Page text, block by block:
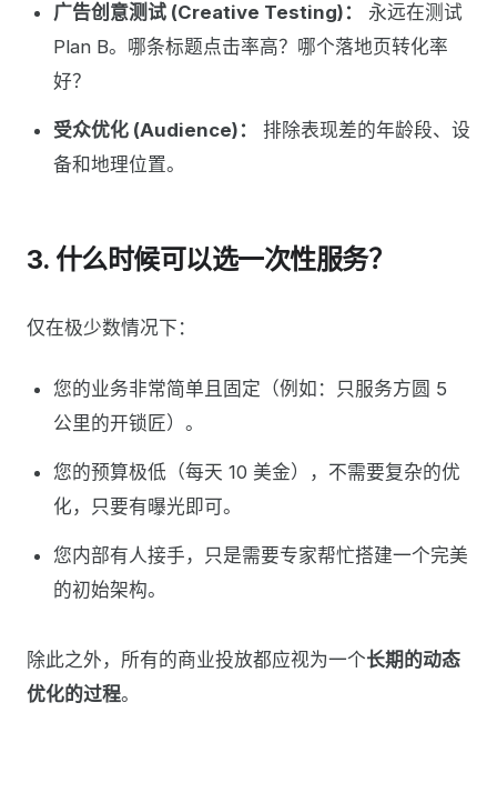
广告创意测试 (Creative Testing)：
永远在测试
Plan B。哪条标题点击率高？哪个落地页转化率
好？
受众优化 (Audience)：
排除表现差的年龄段、设
备和地理位置。
3. 什么时候可以选一次性服务？
仅在极少数情况下：
您的业务非常简单且固定（例如：只服务方圆 5
公里的开锁匠）。
您的预算极低（每天 10 美金），不需要复杂的优
化，只要有曝光即可。
您内部有人接手，只是需要专家帮忙搭建一个完美
的初始架构。
除此之外，所有的商业投放都应视为一个长期的动态
优化的过程。